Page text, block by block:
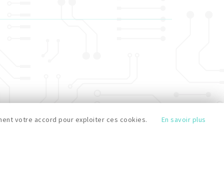
votre accord pour exploiter ces cookies. En savoir plus